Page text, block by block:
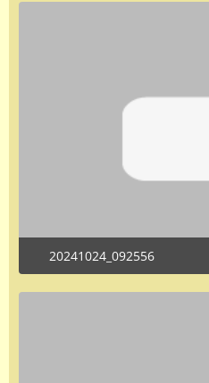
20241024_092556
October 24, 2024 at 2:11 PM